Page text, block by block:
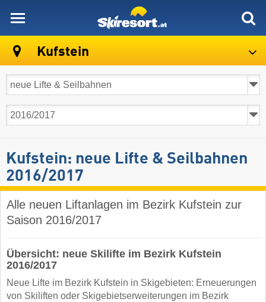
Kufstein
Kufstein: neue Lifte & Seilbahnen
2016/2017
Alle neuen Liftanlagen im Bezirk Kufstein zur
Saison 2016/2017
Übersicht: neue Skilifte im Bezirk Kufstein
2016/2017
Neue Lifte im Bezirk Kufstein in Skigebieten: Erneuerungen
von Skiliften oder Skigebietserweiterungen im Bezirk